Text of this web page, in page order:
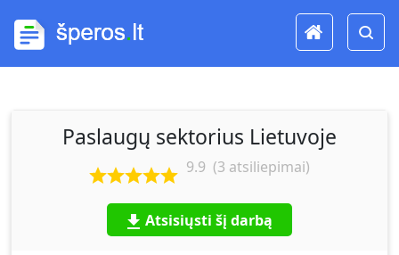
Paslaugų sektorius Lietuvoje
9.9 (3 atsiliepimai)
Atsisiųsti šį darbą